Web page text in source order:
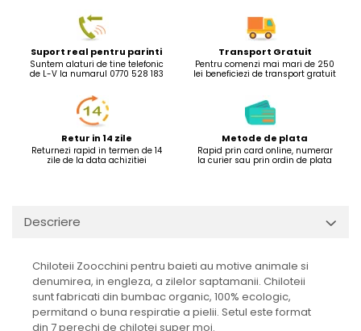
Suport real pentru parinti
Suntem alaturi de tine telefonic
de L-V la numarul 0770 528 183
Transport Gratuit
Pentru comenzi mai mari de 250
lei beneficiezi de transport gratuit
Retur in 14 zile
Returnezi rapid in termen de 14
zile de la data achizitiei
Metode de plata
Rapid prin card online, numerar
la curier sau prin ordin de plata
Descriere
Chiloteii Zoocchini pentru baieti au motive animale si
denumirea, in engleza, a zilelor saptamanii. Chiloteii
sunt fabricati din bumbac organic, 100% ecologic,
permitand o buna respiratie a pielii. Setul este format
din 7 perechi de chilotei super moi.